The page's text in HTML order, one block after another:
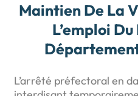
Maintien De La
L’emploi
L’arrêté préfectoral en